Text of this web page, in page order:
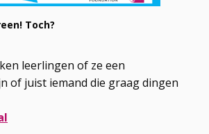
Toch?
leerlingen of ze een
of juist iemand die graag dingen